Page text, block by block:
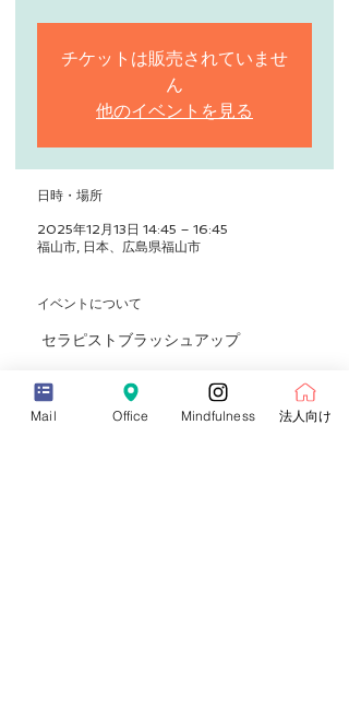
チケットは販売されていませ
ん
他のイベントを見る
日時・場所
2025年12月13日 14:45 – 16:45
福山市, 日本、広島県福山市
イベントについて
セラピストブラッシュアップ
日時：2025年12月13日（土）14:45〜
16:45
Mail Office Mindfulness 法人向け